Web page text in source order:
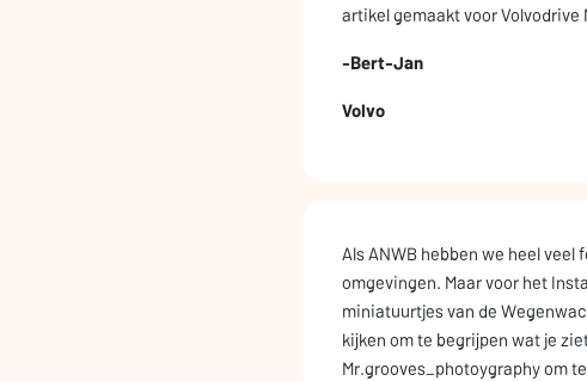
artikel gemaakt voor Volvodrive
-Bert-Jan
Volvo
Als ANWB hebben we heel
omgevingen. Maar voor het
miniatuurtjes van de
kijken om te begrijpen wat je
Mr.grooves_photoygraphy om